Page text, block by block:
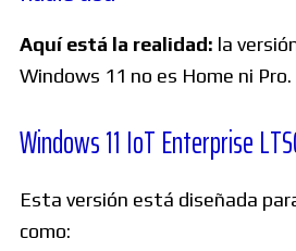
Aquí está la realidad: la
Windows 11 no es Home ni Pro.
Windows 11 IoT Enterprise
Esta versión está diseñada
como: